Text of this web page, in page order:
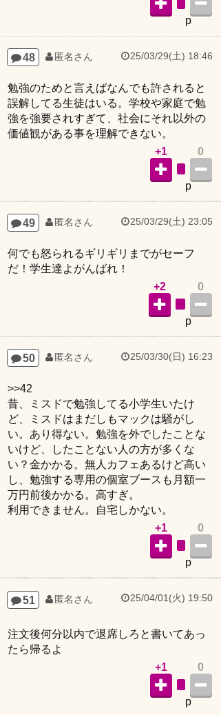
p
48 匿名さん 25/03/29(土) 18:46
勉強のためと言えばなんでも許されると
誤解してる生徒はいる。学校や家庭で勉
強を強要されすぎて、社会にそれ以外の
価値観がある事を理解できない。
0
p
+1
49 匿名さん 25/03/29(土) 23:05
何でも怒られるギリギリまでがセーフ
だ！学生達よがんばれ！
0
p
+2
50 匿名さん 25/03/30(日) 16:23
>>42
昔、ミスドで勉強してる小学生いたけ
ど、ミスドはまだしもマックは騒がし
い。あり得ない。勉強を外でしたことな
いけど、したことない人の方が多くな
い？金かかる。無人カフェあるけど高い
し、勉強する専用の個室ブースも月額一
万円前後かかる。高すぎ。
利用できません。自宅しかない。
0
p
+1
51 匿名さん 25/04/01(火) 19:50
注文後何分以内で退席しろと書いてあっ
たら帰るよ
0
p
+1